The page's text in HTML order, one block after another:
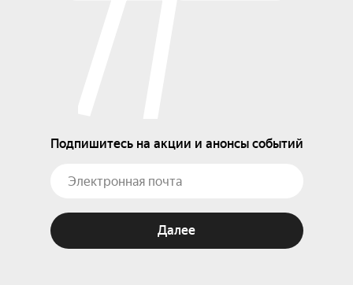
Подпишитесь на акции и анонсы событий
Далее